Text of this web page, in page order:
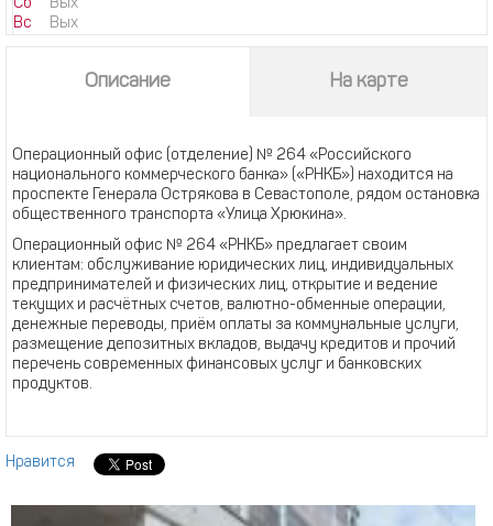
Сб
Вых
Вс
Вых
Описание На карте
Операционный офис (отделение) № 264 «Российского
национального коммерческого банка» («РНКБ») находится на
проспекте Генерала Острякова в Севастополе, рядом остановка
общественного транспорта «Улица Хрюкина».
Операционный офис № 264 «РНКБ» предлагает своим
клиентам: обслуживание юридических лиц, индивидуальных
предпринимателей и физических лиц, открытие и ведение
текущих и расчётных счетов, валютно-обменные операции,
денежные переводы, приём оплаты за коммунальные услуги,
размещение депозитных вкладов, выдачу кредитов и прочий
перечень современных финансовых услуг и банковских
продуктов.
Нравится